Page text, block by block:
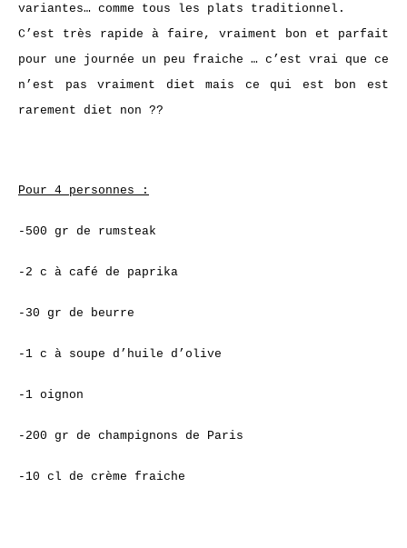
variantes… comme tous les plats traditionnel.
C’est très rapide à faire, vraiment bon et parfait
pour une journée un peu fraiche … c’est vrai que ce
n’est pas vraiment diet mais ce qui est bon est
rarement diet non ??
Pour 4 personnes :
-500 gr de rumsteak
-2 c à café de paprika
-30 gr de beurre
-1 c à soupe d’huile d’olive
-1 oignon
-200 gr de champignons de Paris
-10 cl de crème fraiche